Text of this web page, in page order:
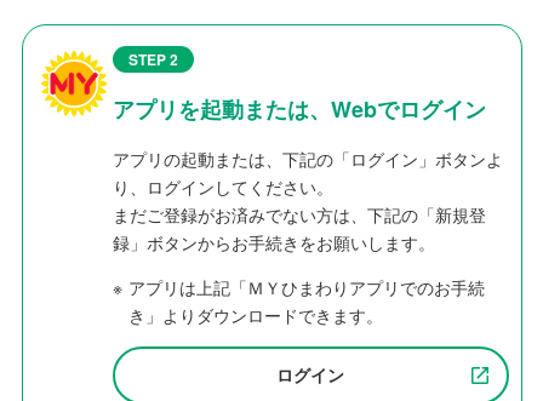
STEP 2
アプリを起動または、Webでログイン
アプリの起動または、下記の「ログイン」ボタンよ
り、ログインしてください。
まだご登録がお済みでない方は、下記の「新規登
録」ボタンからお手続きをお願いします。
※ アプリは上記「ＭＹひまわりアプリでのお手続
き」よりダウンロードできます。
ログイン